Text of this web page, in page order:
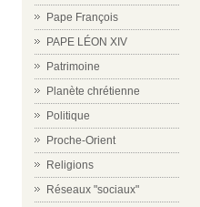
Pape François
PAPE LÉON XIV
Patrimoine
Planète chrétienne
Politique
Proche-Orient
Religions
Réseaux "sociaux"